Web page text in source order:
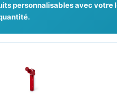
personnalisables avec
Pourquoi
par Promenoch